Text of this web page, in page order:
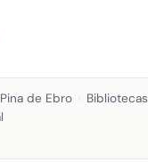
Pina de Ebro Bibliotecas